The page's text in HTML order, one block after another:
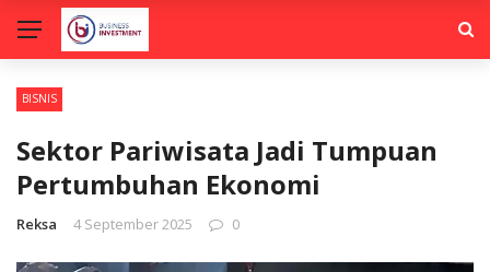
BISNIS
Sektor Pariwisata Jadi Tumpuan
Pertumbuhan Ekonomi
Reksa 4 September 2025 0